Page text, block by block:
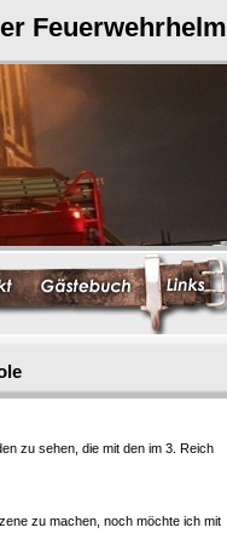
Feuerwehrhelm
zu sehen, die mit den im 3. Reich
zu machen, noch möchte ich mit